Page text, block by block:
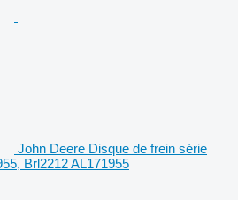
John Deere Disque de frein série
Brl2212 AL171955